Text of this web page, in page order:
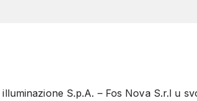
S.p.A. – Fos Nova S.r.l u